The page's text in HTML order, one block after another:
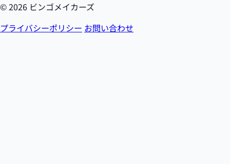
© 2026 ビンゴメイカーズ
プライバシーポリシー お問い合わせ